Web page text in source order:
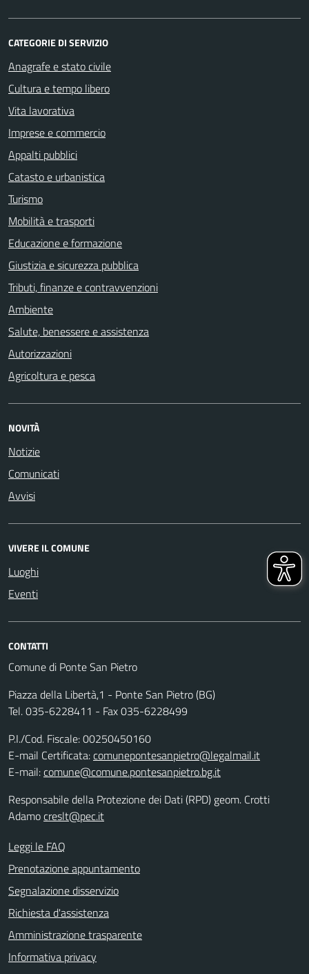
CATEGORIE DI SERVIZIO
Anagrafe e stato civile
Cultura e tempo libero
Vita lavorativa
Imprese e commercio
Appalti pubblici
Catasto e urbanistica
Turismo
Mobilità e trasporti
Educazione e formazione
Giustizia e sicurezza pubblica
Tributi, finanze e contravvenzioni
Ambiente
Salute, benessere e assistenza
Autorizzazioni
Agricoltura e pesca
NOVITÀ
Notizie
Comunicati
Avvisi
VIVERE IL COMUNE
Luoghi
Eventi
CONTATTI
Comune di Ponte San Pietro
Piazza della Libertà,1 - Ponte San Pietro (BG)
Tel. 035-6228411 - Fax 035-6228499
P.I./Cod. Fiscale: 00250450160
E-mail Certificata:comunepontesanpietro@legalmail.it
E-mail:comune@comune.pontesanpietro.bg.it
Responsabile della Protezione dei Dati (RPD) geom. Crotti
Adamocreslt@pec.it
Leggi le FAQ
Prenotazione appuntamento
Segnalazione disservizio
Richiesta d'assistenza
Amministrazione trasparente
Informativa privacy